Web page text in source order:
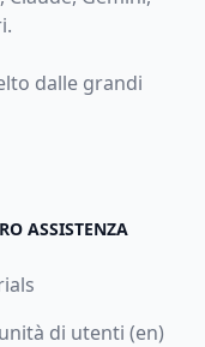
dalle grandi
ASSISTENZA
di utenti (en)